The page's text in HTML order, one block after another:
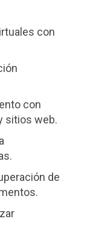
con
con
sitios web.
de